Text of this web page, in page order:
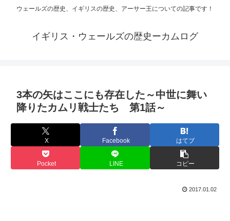
ウェールズの歴史、イギリスの歴史、アーサー王についての記事です！
イギリス・ウェールズの歴史ーカムログ
3本の矢はここにも存在した～中世に舞い
降りたカムリ戦士たち 第1話～
X Facebook はてブ
Pocket LINE コピー
2017.01.02